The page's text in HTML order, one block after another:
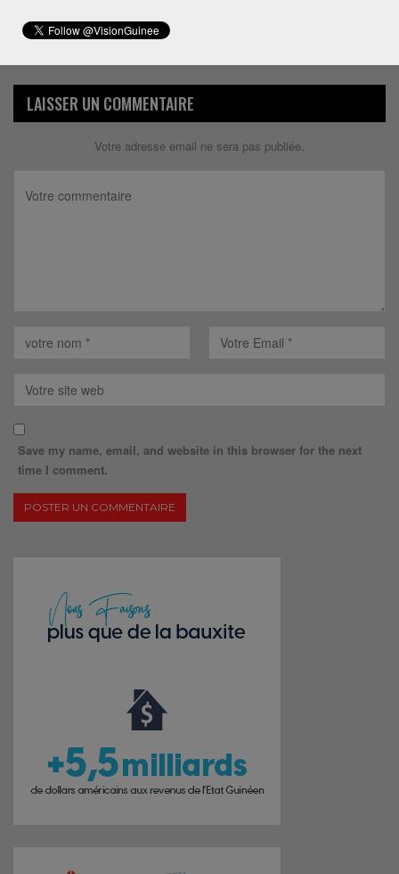
LAISSER UN COMMENTAIRE
Votre adresse email ne sera pas publiée.
Save my name, email, and website in this browser for the next
time I comment.